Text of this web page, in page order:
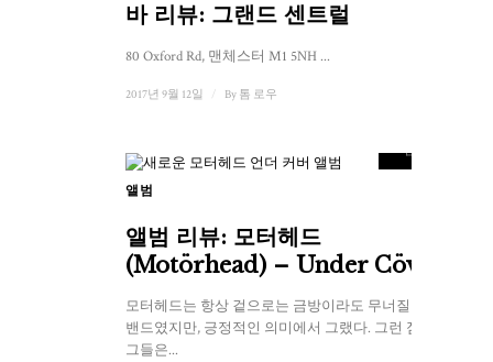
바 리뷰: 그랜드 센트럴
80 Oxford Rd, 맨체스터 M1 5NH ...
2017년 9월 12일 By 톰 로우
점수
앨범
앨범 리뷰: 모터헤드
(Motörhead) – Under Cöver
모터헤드는 항상 겉으로는 금방이라도 무너질 듯한
밴드였지만, 긍정적인 의미에서 그랬다. 그런 점에서,
그들은...